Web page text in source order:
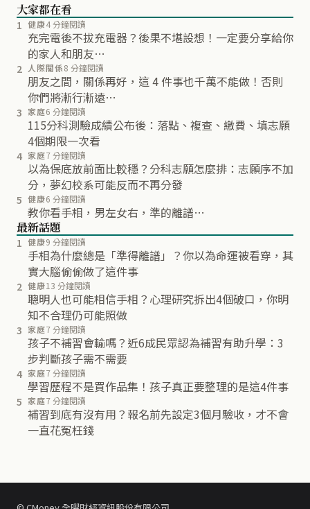
大家都在看
1 健康4 分鐘閱讀
充完電後不拔充電器？後果不堪設想！一定要分享給你
的家人和朋友…
2 人際關係8 分鐘閱讀
朋友之間，關係再好，這 4 件事也千萬不能做！否則
你們將漸行漸遠…
3 家庭6 分鐘閱讀
115分科測驗成績公布後：落點、複查、繳費、填志願
4個期限一次看
4 家庭7 分鐘閱讀
以為保底放前面比較穩？分科志願怎麼排：志願序不加
分，夢幻校系可能反而不再分發
5 健康6 分鐘閱讀
教你看手相，男左女右，準的離譜…
最新話題
1 健康9 分鐘閱讀
手相為什麼總是「準得離譜」？你以為命運被看穿，其
實大腦偷偷做了這件事
2 健康13 分鐘閱讀
聰明人也可能相信手相？心理研究拆出4個破口，你明
知不合理仍可能照做
3 家庭7 分鐘閱讀
孩子不補習會輸嗎？近6成民眾認為補習有助升學：3
步判斷孩子需不需要
4 家庭7 分鐘閱讀
學習歷程不是買作品集！孩子真正要整理的是這4件事
5 家庭7 分鐘閱讀
補習到底有沒有用？報名前先設定3個月驗收，才不會
一直花冤枉錢